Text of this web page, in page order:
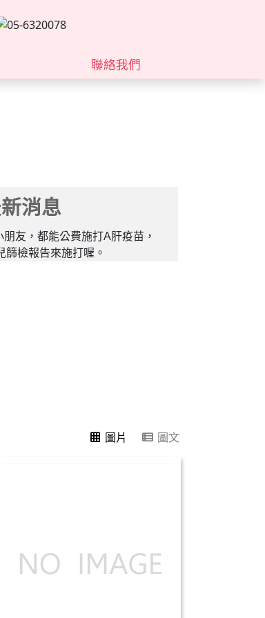
聯絡我們
消息
友，都能公費施打A肝疫苗，
篩檢報告來施打喔。
grid_on 圖片 view_list 圖文